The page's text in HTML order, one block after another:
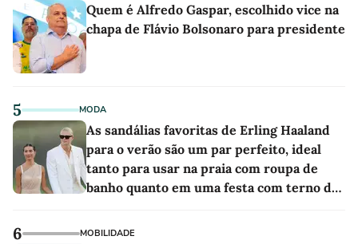
Quem é Alfredo Gaspar, escolhido vice na
chapa de Flávio Bolsonaro para presidente
5 MODA
As sandálias favoritas de Erling Haaland
para o verão são um par perfeito, ideal
tanto para usar na praia com roupa de
banho quanto em uma festa com terno de
6 MOBILIDADE